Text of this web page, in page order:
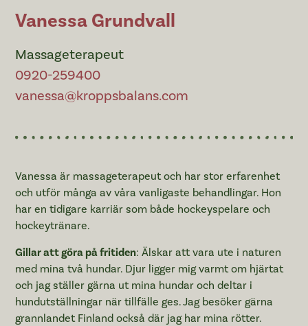
Vanessa Grundvall
Massageterapeut
0920-259400
vanessa@kroppsbalans.com
Vanessa är massageterapeut och har stor erfarenhet
och utför många av våra vanligaste behandlingar. Hon
har en tidigare karriär som både hockeyspelare och
hockeytränare.
Gillar att göra på fritiden: Älskar att vara ute i naturen
med mina två hundar. Djur ligger mig varmt om hjärtat
och jag ställer gärna ut mina hundar och deltar i
hundutställningar när tillfälle ges. Jag besöker gärna
grannlandet Finland också där jag har mina rötter.